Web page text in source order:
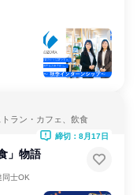
ラン・カフェ、飲食
」物語
同士OK
締切：8月17日